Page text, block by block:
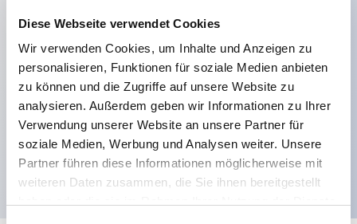
Diese Webseite verwendet Cookies
Wir verwenden Cookies, um Inhalte und Anzeigen zu
personalisieren, Funktionen für soziale Medien anbieten
zu können und die Zugriffe auf unsere Website zu
analysieren. Außerdem geben wir Informationen zu Ihrer
Verwendung unserer Website an unsere Partner für
soziale Medien, Werbung und Analysen weiter. Unsere
Partner führen diese Informationen möglicherweise mit
weiteren Daten zusammen, die Sie ihnen bereitgestellt
Isolierung zwischen den 2 Kontakten).
59,9 mm (※ 22-stufiger Kontaktblock).
Platzsparendes Design möglich.
Sicherheitsstruktur der 3. Generation: 2-Aktions-
Freisetzung, integrierter Schutz, IP20-
Fingerschutzstruktur